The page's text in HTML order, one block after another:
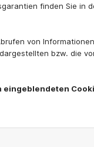
finden Sie in
von
bzw. die